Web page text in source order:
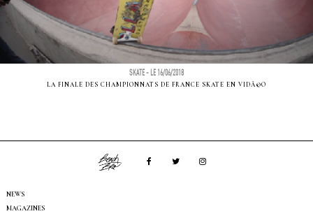
SKATE - LE 16/06/2018
LA FINALE DES CHAMPIONNATS DE FRANCE SKATE EN VIDÃ©O
NEWS
MAGAZINES